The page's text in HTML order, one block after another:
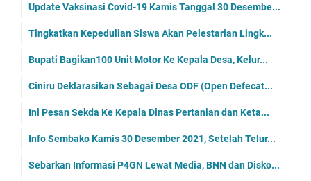
Update Vaksinasi Covid-19 Kamis Tanggal 30 Desembe...
Tingkatkan Kepedulian Siswa Akan Pelestarian Lingk...
Bupati Bagikan100 Unit Motor Ke Kepala Desa, Kelur...
Ciniru Deklarasikan Sebagai Desa ODF (Open Defecat...
Ini Pesan Sekda Ke Kepala Dinas Pertanian dan Keta...
Info Sembako Kamis 30 Desember 2021, Setelah Telur...
Sebarkan Informasi P4GN Lewat Media, BNN dan Disko...